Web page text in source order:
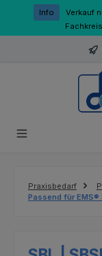
Zum Hauptinhalt
Info
Verkauf
Praxisbedarf
Passend für EMS®